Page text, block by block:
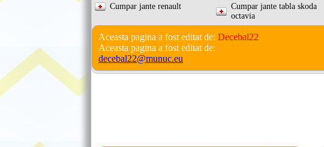
Cumpar jante renault
Cumpar jante tabla skoda
octavia
Aceasta pagina a fost editat de: Decebal22
Aceasta pagina a fost editat de:
decebal22@munuc.eu